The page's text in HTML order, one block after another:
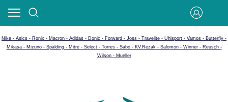
Nike - Asics - Ronix - Macron - Adidas - Donic - Forward - Joss - Travelite - Uhlsport - Vamos - Butterfly -
Mikasa - Mizuno - Spalding - Mitre - Select - Torres - Sabo - KV.Rezak - Salomon - Winner - Reusch -
Wilson - Mueller